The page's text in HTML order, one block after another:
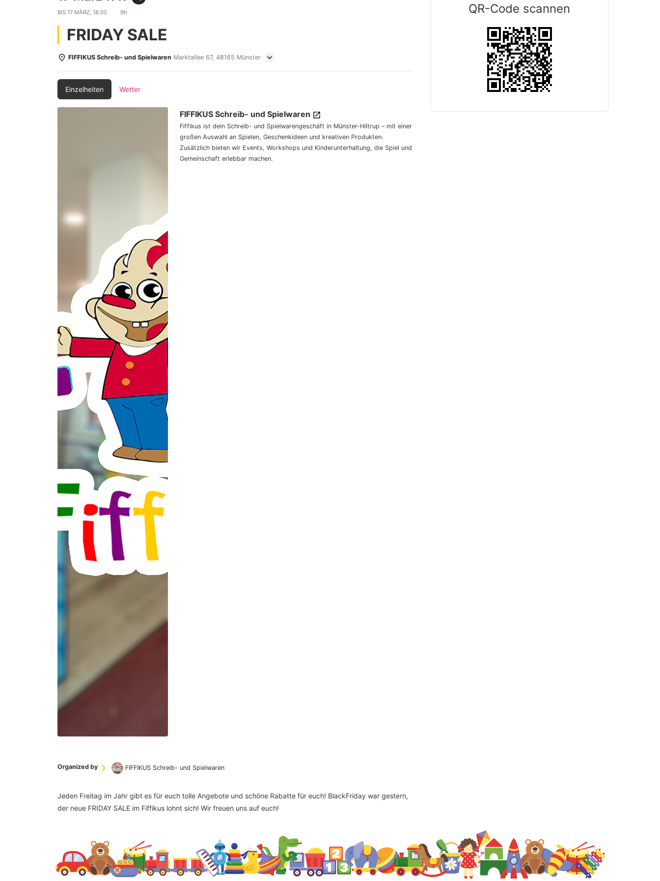
BIS 17 MÄRZ, 18:00 9h
FRIDAY SALE
FIFFIKUS Schreib- und Spielwaren Marktallee 67, 48165 Münster
Einzelheiten Wetter
FIFFIKUS Schreib- und Spielwaren
Fiffikus ist dein Schreib- und Spielwarengeschäft in Münster-Hiltrup – mit einer
großen Auswahl an Spielen, Geschenkideen und kreativen Produkten.
Zusätzlich bieten wir Events, Workshops und Kinderunterhaltung, die Spiel und
Gemeinschaft erlebbar machen.
Organized by FIFFIKUS Schreib- und Spielwaren
Jeden Freitag im Jahr gibt es für euch tolle Angebote und schöne Rabatte für euch! BlackFriday war gestern,
der neue FRIDAY SALE im Fiffikus lohnt sich! Wir freuen uns auf euch!
QR-Code scannen